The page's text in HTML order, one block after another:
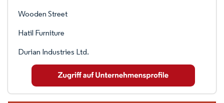
Wooden Street
Hatil Furniture
Durian Industries Ltd.